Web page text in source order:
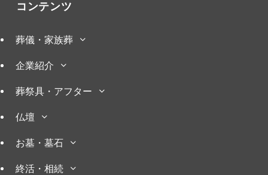
コンテンツ
葬儀・家族葬
企業紹介
葬祭具・アフター
仏壇
お墓・墓石
終活・相続